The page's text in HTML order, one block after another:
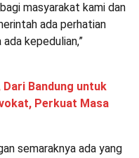
masyarakat kami dan
ada perhatian
kepedulian,”
Dari Bandung untuk
Perkuat Masa
semaraknya ada yang